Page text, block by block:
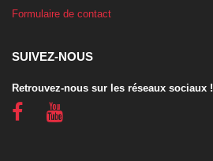
Formulaire de contact
SUIVEZ-NOUS
Retrouvez-nous sur les réseaux sociaux !